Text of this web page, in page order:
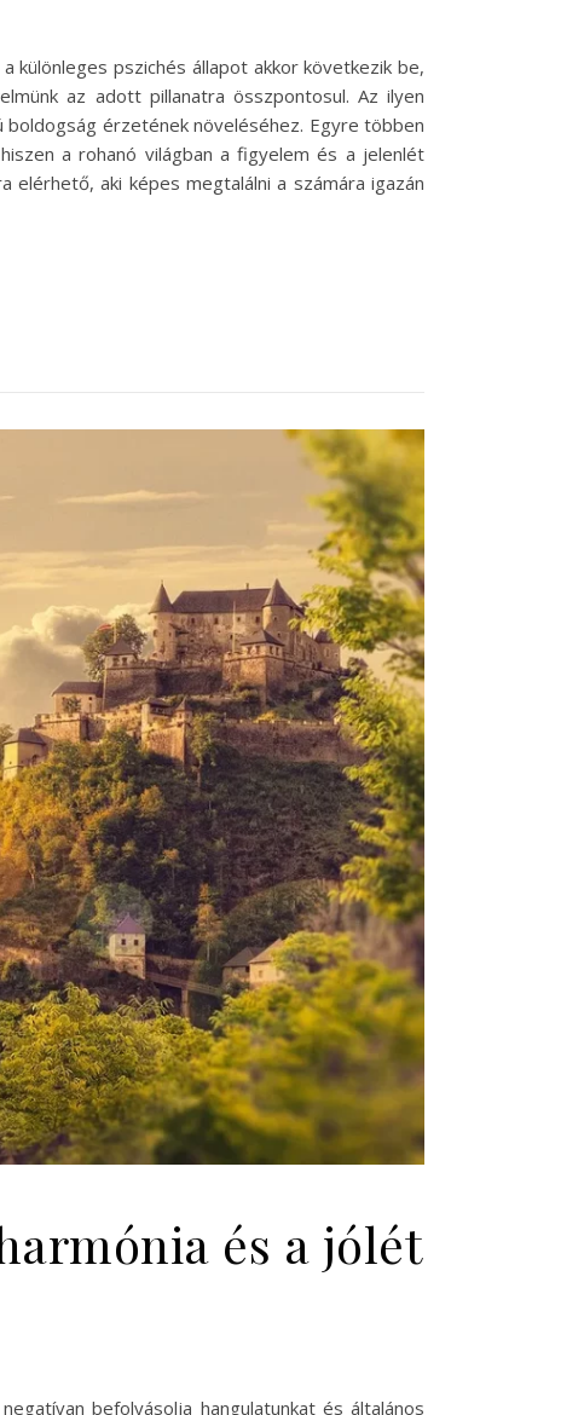
pszichés állapot akkor következik be,
az adott pillanatra összpontosul. Az ilyen
érzetének növeléséhez. Egyre többen
a rohanó világban a figyelem és a jelenlét
elérhető, aki képes megtalálni a számára igazán
és a jólét
befolyásolja hangulatunkat és általános